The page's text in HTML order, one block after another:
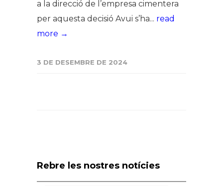
a la direcció de l’empresa cimentera
per aquesta decisió Avui s’ha... read
more →
3 DE DESEMBRE DE 2024
Rebre les nostres notícies